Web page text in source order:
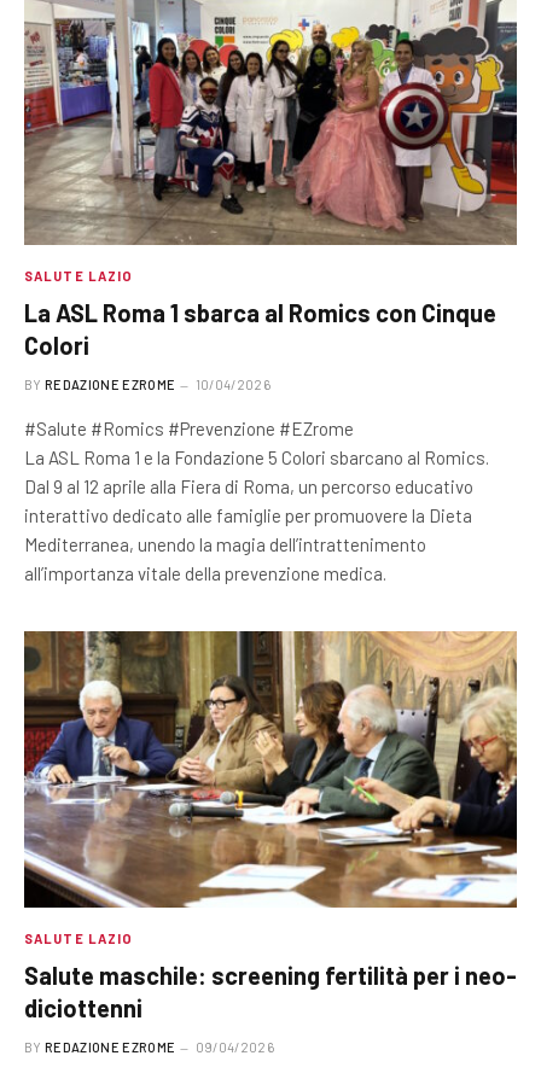
SALUTE LAZIO
La ASL Roma 1 sbarca al Romics con Cinque
Colori
BY REDAZIONE EZROME 10/04/2026
#Salute #Romics #Prevenzione #EZrome
La ASL Roma 1 e la Fondazione 5 Colori sbarcano al Romics.
Dal 9 al 12 aprile alla Fiera di Roma, un percorso educativo
interattivo dedicato alle famiglie per promuovere la Dieta
Mediterranea, unendo la magia dell’intrattenimento
all’importanza vitale della prevenzione medica.
SALUTE LAZIO
Salute maschile: screening fertilità per i neo-
diciottenni
BY REDAZIONE EZROME 09/04/2026